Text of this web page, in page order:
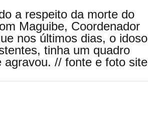
a respeito da morte do
Maguibe, Coordenador
nos últimos dias, o idoso
tinha um quadro
agravou. // fonte e foto site